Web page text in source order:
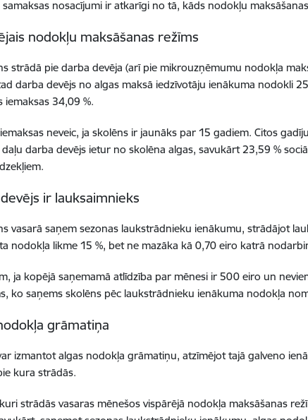
nosacījumi ir atkarīgi no tā, kāds nodokļu
nodokļu maksāšanas režīms
strādā pie darba devēja (arī pie mikrouzņēmumu nodokļa
darba devējs no algas maksā iedzīvotāju ienākuma nodokli
iemaksas 34,09 %.
neveic, ja skolēns ir jaunāks par 15 gadiem. Citos
darba devējs ietur no skolēna algas, savukārt 23,59 %
ir lauksaimnieks
vasarā saņem sezonas laukstrādnieku ienākumu, strādājot
nodokļa likme 15 %, bet ne mazāka kā 0,70 eiro katrā
ja kopējā saņemamā atlīdzība par mēnesi ir 500 eiro un
ko saņems skolēns pēc laukstrādnieku ienākuma nodokļa
grāmatiņa
izmantot algas nodokļa grāmatiņu, atzīmējot tajā galveno
kura strādās.
strādās vasaras mēnešos vispārējā nodokļa maksāšanas